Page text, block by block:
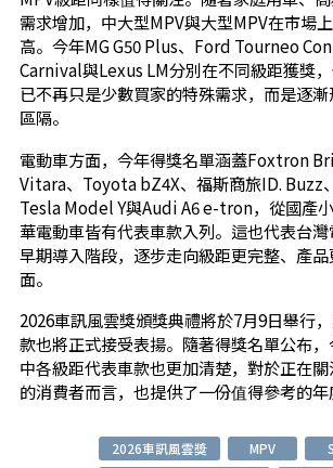
需求增加，中大型MPV與大型MPV在市場
高。今年MG G50 Plus、Ford Tourneo
Carnival與Lexus LM分別在不同級距獲獎
已不再只是少數買家的特殊需求，而是逐
區隔。
電動車方面，今年得獎名單涵蓋Foxtron
Vitara、Toyota bZ4X、福斯商旅ID. Buzz
Tesla Model Y與Audi A6 e-tron，從國產
華電動車皆有代表車款入列。這也代表台
早期導入階段，逐步走向級距更完整、產
面。
2026車訊風雲獎頒獎典禮將於7月9日舉行
款也將正式接受表揚。隨著得獎名單公布
中各級距代表車款也更加清楚，對於正在
的消費者而言，也提供了一份值得參考的年
2026車訊風雲獎 MPV